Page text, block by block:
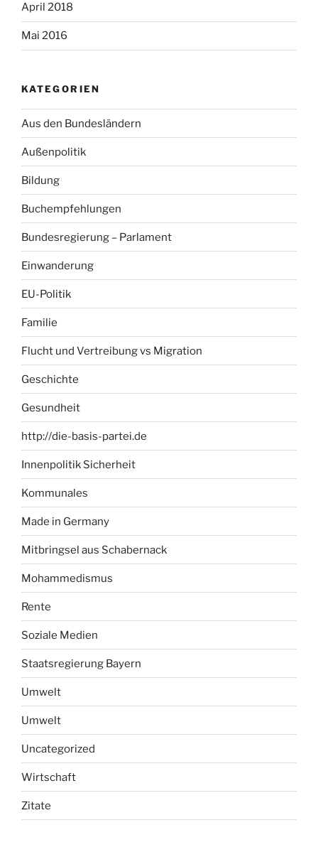
April 2018
Mai 2016
KATEGORIEN
Aus den Bundesländern
Außenpolitik
Bildung
Buchempfehlungen
Bundesregierung – Parlament
Einwanderung
EU-Politik
Familie
Flucht und Vertreibung vs Migration
Geschichte
Gesundheit
http://die-basis-partei.de
Innenpolitik Sicherheit
Kommunales
Made in Germany
Mitbringsel aus Schabernack
Mohammedismus
Rente
Soziale Medien
Staatsregierung Bayern
Umwelt
Umwelt
Uncategorized
Wirtschaft
Zitate